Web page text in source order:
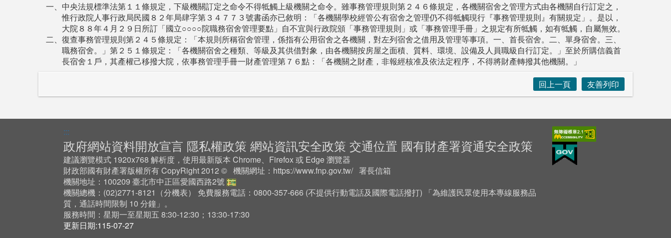
一、中央法規標準法第１１條規定，下級機關訂定之命令不得牴觸上級機關之命令。雖事務管理規則第２４６條規定，各機關宿舍之管理方式由各機關自行訂定之，
惟行政院人事行政局民國８２年局肆字第３４７７３號書函亦已敘明：「各機關學校經管公有宿舍之管理仍不得牴觸現行『事務管理規則』有關規定」。是以，
大院８８年４月２９日所訂「國立○○○○院職務宿舍管理要點」自不宜與行政院頒「事務管理規則」或「事務管理手冊」之規定有所牴觸，如有牴觸，自屬無效。
二、復查事務管理規則第２４５條規定：「本規則所稱宿舍管理，係指有公用宿舍之各機關，對左列宿舍之借用及管理等事項。一、首長宿舍。二、單身宿舍。三、
職務宿舍。」第２５１條規定：「各機關宿舍之種類、等級及其供借對象，由各機關按房屋之面積、質料、環境、設備及人員職級自行訂定。」至於所購信義首
長宿舍１戶，其產權己移撥大院，依事務管理手冊一財產管理第７６點：「各機關之財產，非報經核准及依法定程序，不得將財產轉撥其他機關。」
回上一頁
友善列印
:::
政府網站資料開放宣言 隱私權政策 網站資訊安全政策 交通位置 國有財產署資通安全政策
建議瀏覽模式 1920x768 解析度，使用最新版本 Chrome、Firefox 或 Edge 瀏覽器
財政部國有財產署版權所有 CopyRight 2012 © 機關網址： https://www.fnp.gov.tw/ 署長信箱
機關地址：100209 臺北市中正區愛國西路2號
機關總機：(02)2771-8121（分機表） 免費服務電話：0800-357-666 (不提供行動電話及國際電話撥打) 「為維護民眾使用本專線服務品
質，通話時間限制 10 分鐘」。
服務時間：星期一至星期五 8:30-12:30；13:30-17:30
更新日期:115-07-27